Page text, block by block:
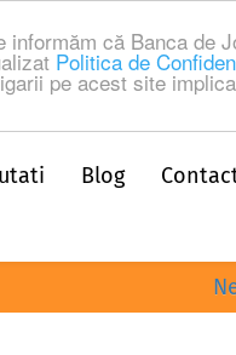
că Banca de
Politica de
pe acest site implica
Blog